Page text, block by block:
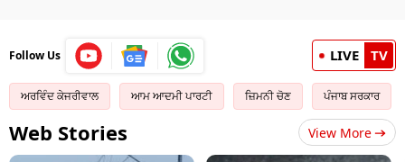
Follow Us LIVE TV
ਅਰਵਿੰਦ ਕੇਜਰੀਵਾਲ ਆਮ ਆਦਮੀ ਪਾਰਟੀ ਜ਼ਿਮਨੀ ਚੋਣ ਪੰਜਾਬ ਸਰਕਾਰ
Web Stories View More